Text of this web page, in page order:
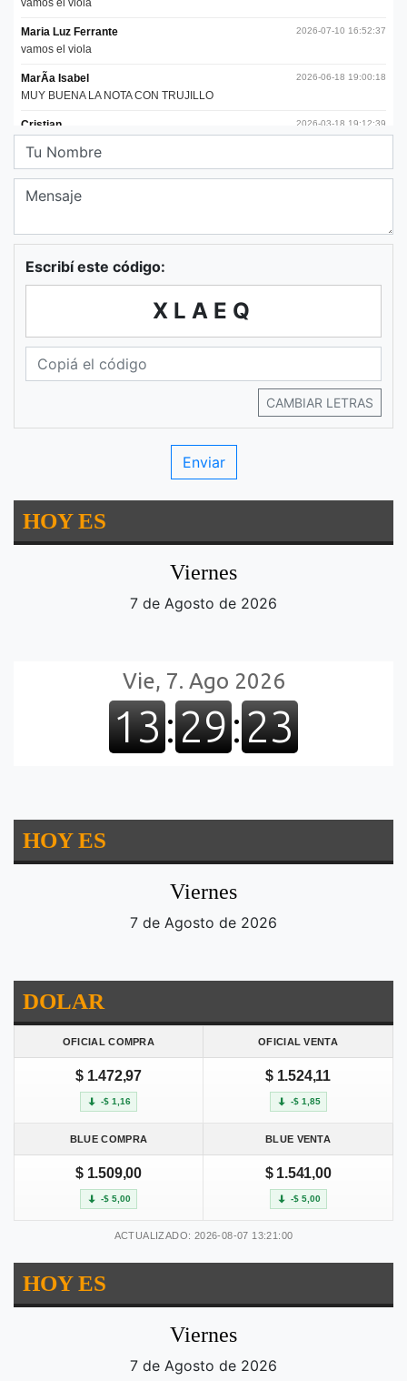
Escribí este código:
XLAEQ
CAMBIAR LETRAS
HOY ES
Viernes
7 de Agosto de 2026
HOY ES
Viernes
7 de Agosto de 2026
DOLAR
OFICIAL COMPRA OFICIAL VENTA
$ 1.472,97
-$ 1,16
$ 1.524,11
-$ 1,85
BLUE COMPRA BLUE VENTA
$ 1.509,00
-$ 5,00
$ 1.541,00
-$ 5,00
ACTUALIZADO: 2026-08-07 13:21:00
HOY ES
Viernes
7 de Agosto de 2026